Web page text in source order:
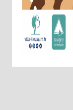
Choisissez
Alertes Mail
Newsletter
Newsletter